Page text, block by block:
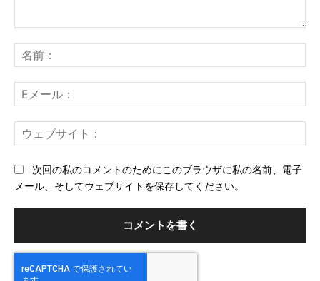
ン
ト：
前
メ
ー
ェ
次回の私のコメントのためにこのブラウザに私の名前、電子
メール、そしてウェブサイトを保存してください。